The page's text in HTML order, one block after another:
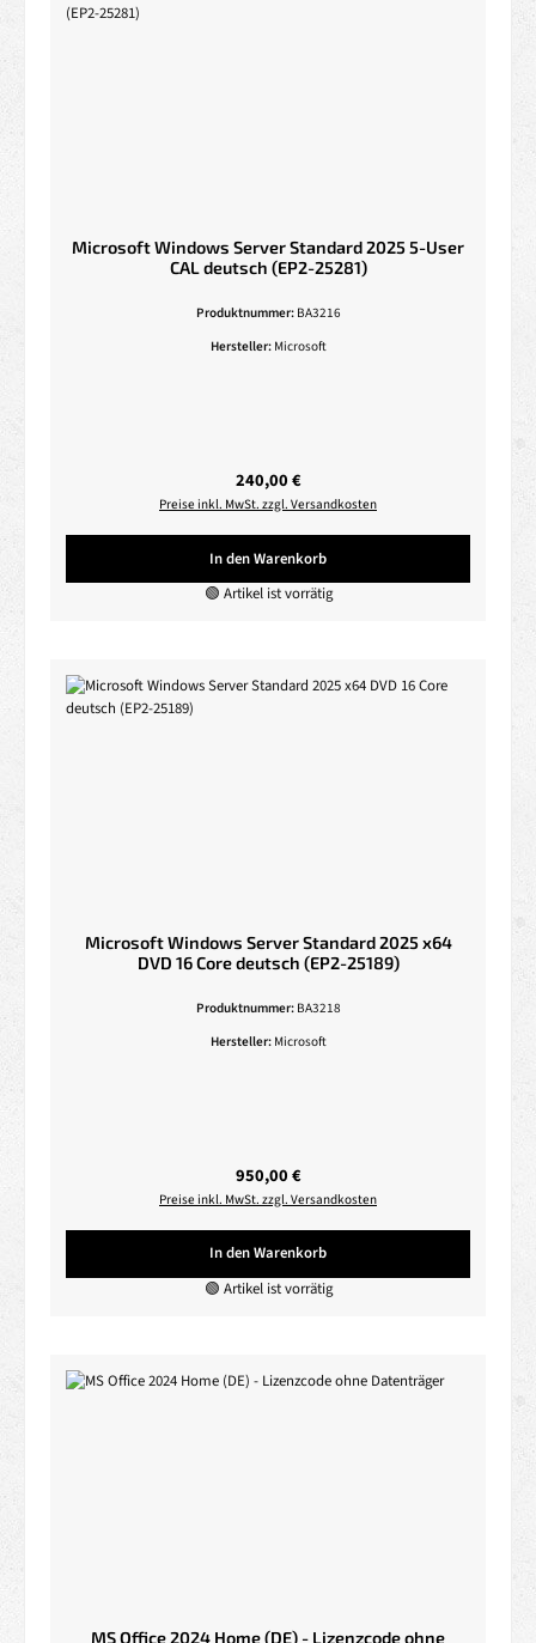
Microsoft Windows Server Standard 2025 5-User
CAL deutsch (EP2-25281)
Produktnummer: BA3216
Hersteller: Microsoft
Regulärer Preis:
240,00 €
Preise inkl. MwSt. zzgl. Versandkosten
In den Warenkorb
🟢 Artikel ist vorrätig
Microsoft Windows Server Standard 2025 x64
DVD 16 Core deutsch (EP2-25189)
Produktnummer: BA3218
Hersteller: Microsoft
Regulärer Preis:
950,00 €
Preise inkl. MwSt. zzgl. Versandkosten
In den Warenkorb
🟢 Artikel ist vorrätig
MS Office 2024 Home (DE) - Lizenzcode ohne